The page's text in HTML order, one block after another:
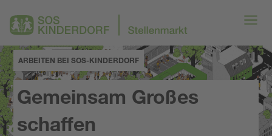
ARBEITEN BEI SOS-KINDERDORF
Gemeinsam Großes
schaffen